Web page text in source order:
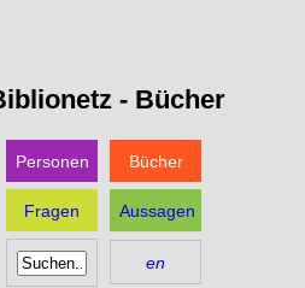
- Bücher
Personen Bücher
Fragen Aussagen
en